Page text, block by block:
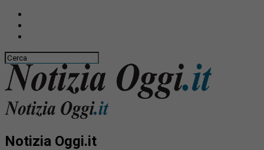
Notizia Oggi.it